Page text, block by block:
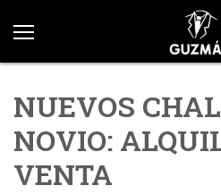
NUEVOS
NOVIO:
VENTA